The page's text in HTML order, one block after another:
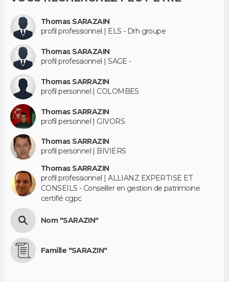
Thomas SARAZAIN
profil professionnel | ELS - Drh groupe
Thomas SARAZAIN
profil professionnel | SAGE -
Thomas SARRAZIN
profil personnel | COLOMBES
Thomas SARRAZIN
profil personnel | GIVORS
Thomas SARRAZIN
profil personnel | BIVIERS
Thomas SARRAZIN
profil professionnel | ALLIANZ EXPERTISE ET
CONSEILS - Conseiller en gestion de patrimoine
certifié cgpc
Nom "SARAZIN"
Famille "SARAZIN"